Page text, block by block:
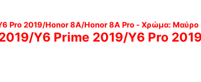
Y6 Prime 2019/Y6 Pro